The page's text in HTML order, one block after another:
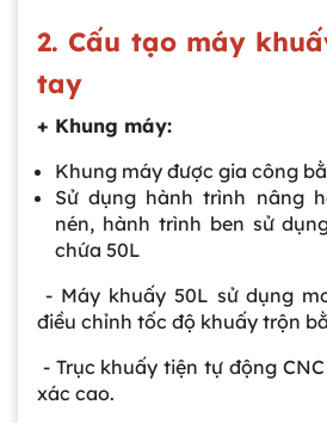
2. Cấu tạo máy
tay
+ Khung máy:
Khung máy được gia công
Sử dụng hành trình nâng
nén, hành trình ben sử
chứa 50L
- Máy khuấy 50L sử dụng
điều chỉnh tốc độ khuấy trộn
- Trục khuấy tiện tự động
xác cao.